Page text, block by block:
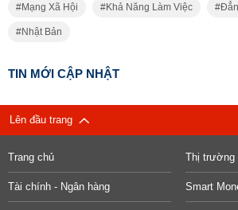
Mạng Xã Hội Khả Năng Làm Việc
Nhật Bản
TIN MỚI CẬP NHẬT
Lên đầu trang
Trang chủ Thị trường
Tài chính - Ngân hàng Smart